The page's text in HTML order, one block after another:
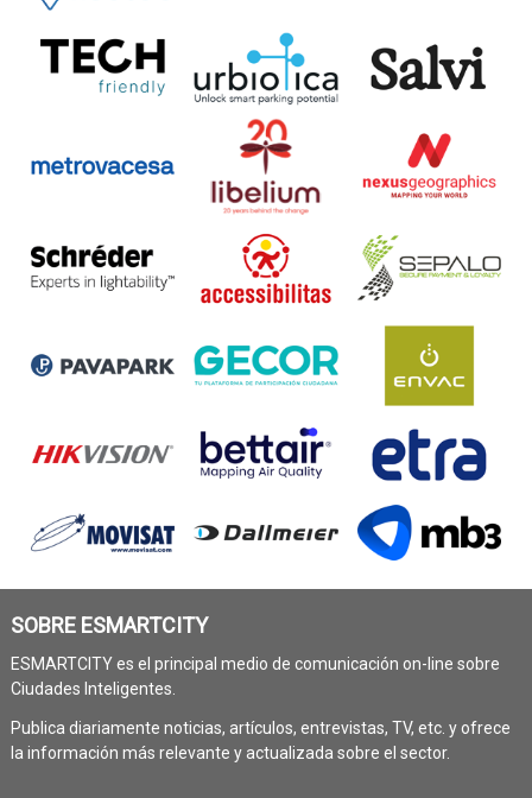
SOBRE ESMARTCITY
ESMARTCITY es el principal medio de comunicación on-line sobre
Ciudades Inteligentes.
Publica diariamente noticias, artículos, entrevistas, TV, etc. y ofrece
la información más relevante y actualizada sobre el sector.